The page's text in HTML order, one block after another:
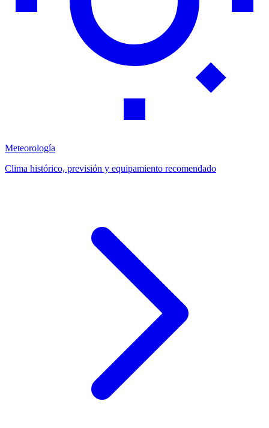
Meteorología
Clima histórico, previsión y equipamiento recomendado